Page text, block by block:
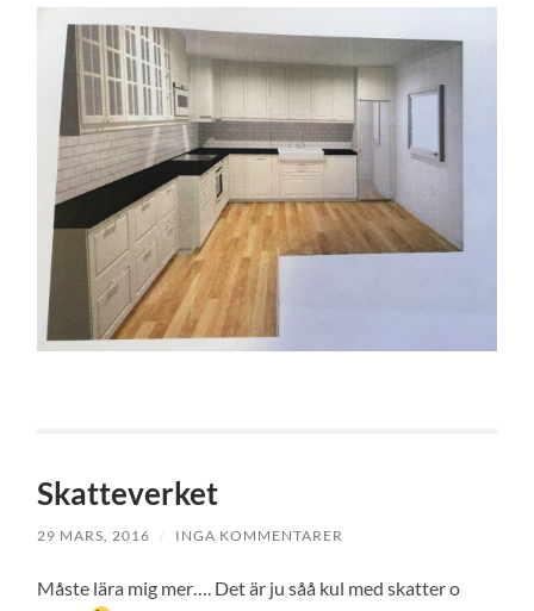
Skatteverket
29 MARS, 2016 / INGA KOMMENTARER
Måste lära mig mer…. Det är ju såå kul med skatter o